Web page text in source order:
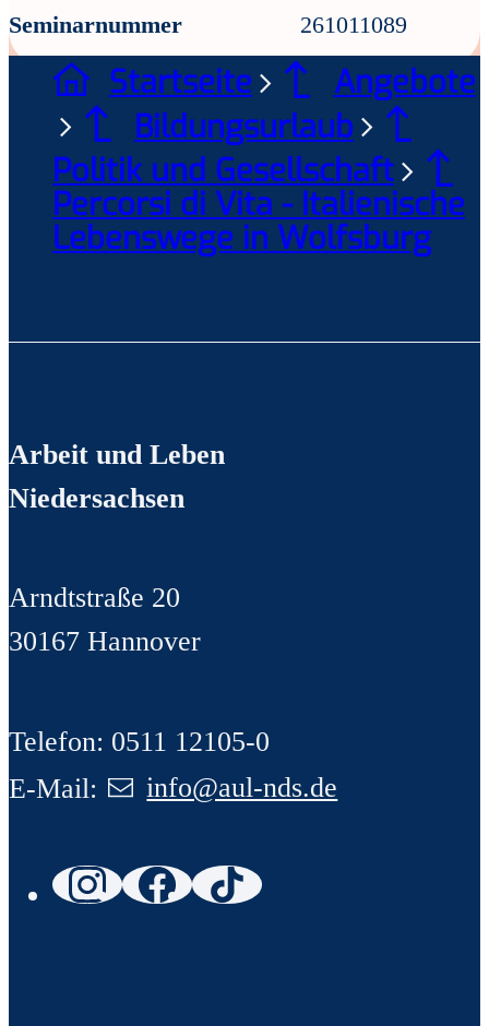
Seminarnummer 261011089
Startseite
Angebote
Bildungsurlaub
Politik und Gesellschaft
Percorsi di Vita - Italienische
Lebenswege in Wolfsburg
Arbeit und Leben
Niedersachsen
Arndtstraße 20
30167 Hannover
Telefon: 0511 12105-0
E-Mail:
info@aul-nds.de